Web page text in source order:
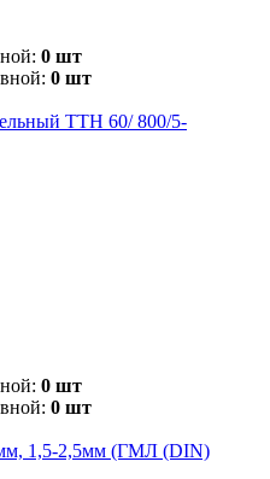
0 шт
0 шт
ТТН 60/ 800/5-
0 шт
0 шт
1,5-2,5мм (ГМЛ (DIN)